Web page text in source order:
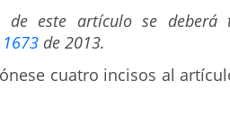
de este artículo se deberá
1673 de 2013.
cuatro incisos al